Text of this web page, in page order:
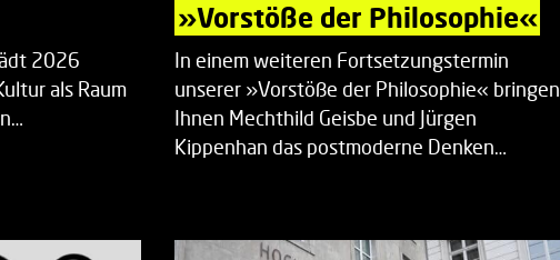
2026
als Raum
»Vorstöße der Philosophie«
In einem weiteren Fortsetzungstermin
unserer »Vorstöße der Philosophie« bringen
Ihnen Mechthild Geisbe und Jürgen
Kippenhan das postmoderne Denken…